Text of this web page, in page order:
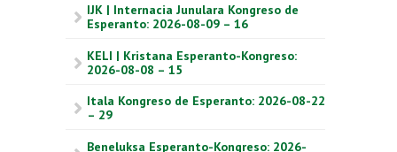
IJK | Internacia Junulara Kongreso de
Esperanto: 2026-08-09 – 16
KELI | Kristana Esperanto-Kongreso:
2026-08-08 – 15
Itala Kongreso de Esperanto: 2026-08-22
– 29
Beneluksa Esperanto-Kongreso: 2026-